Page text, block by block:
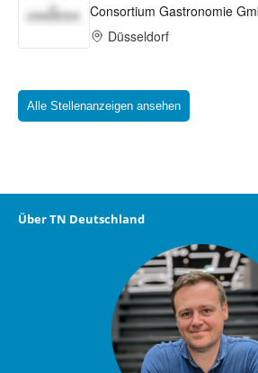
Alle Stellenanzeigen ansehen
Über TN Deutschland